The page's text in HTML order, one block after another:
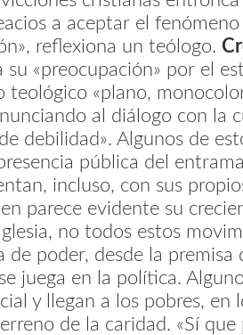
a aceptar el
reflexiona un teólogo.
su «preocupación» por el
teológico «plano,
al diálogo con la
debilidad». Algunos de
pública del
incluso, con sus
parece evidente su
no todos estos
de poder, desde la premisa
juega en la política.
y llegan a los pobres, en
de la caridad. «Sí que